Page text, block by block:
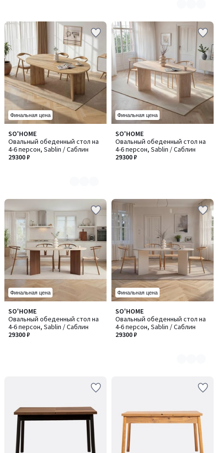
Финальная цена
SO'HOME
Овальный обеденный стол на
4-6 персон, Sablin / Саблин
29300 ₽
Количество
цветов:
3
Финальная цена
SO'HOME
Овальный обеденный стол на
4-6 персон, Sablin / Саблин
29300 ₽
Финальная цена
SO'HOME
Овальный обеденный стол на
4-6 персон, Sablin / Саблин
29300 ₽
Финальная цена
SO'HOME
Овальный обеденный стол на
4-6 персон, Sablin / Саблин
29300 ₽
Количество
цветов:
3